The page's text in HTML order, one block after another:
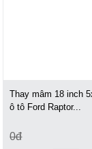
Thay mâm 18 inch
ô tô Ford Raptor...
0đ